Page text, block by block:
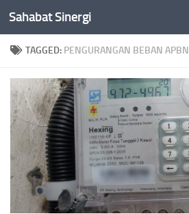
Skip to content
Sahabat Sinergi
TAGGED: PENGURANGAN BEBAN APBN